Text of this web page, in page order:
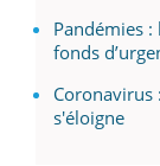
Pandémies
fonds
Coronavirus
s'éloigne